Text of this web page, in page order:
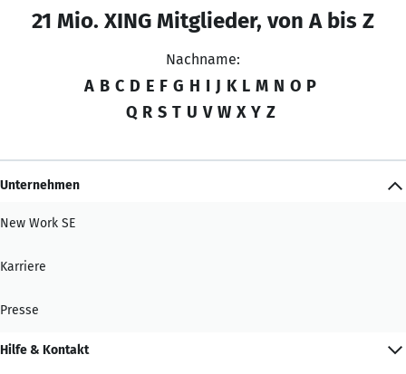
21 Mio. XING Mitglieder, von A bis Z
Nachname:
A B C D E F G H I J K L M N O P
Q R S T U V W X Y Z
Unternehmen
New Work SE
Karriere
Presse
Hilfe & Kontakt